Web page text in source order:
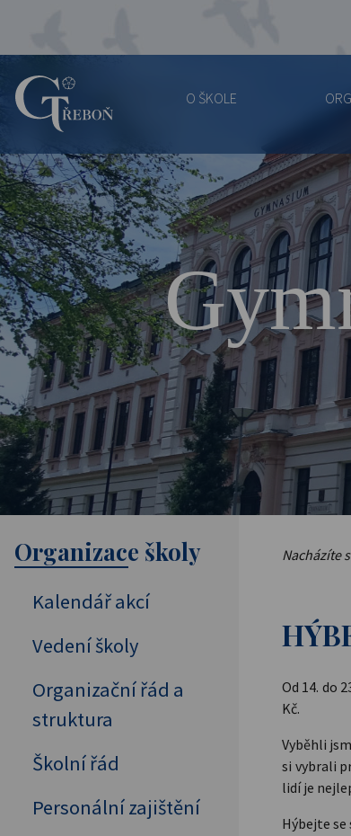
Gymnázium
Třeboň
O ŠKOLE
Nacházíte
Od 14. do
Kč.
Vyběhli
si vybrali
lidí je
Hýbejte se
Organizace školy
Kalendář akcí
Vedení školy
Organizační řád a
struktura
Školní řád
Personální zajištění